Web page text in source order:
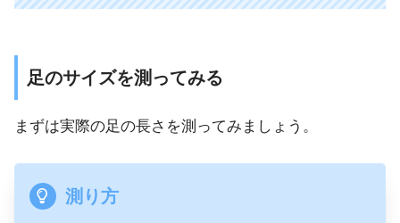
足のサイズを測ってみる
まずは実際の足の長さを測ってみましょう。
測り方